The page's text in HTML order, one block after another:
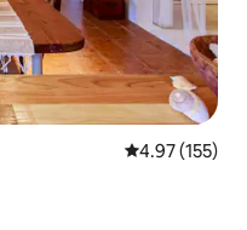
Calificación
4.97 (155)